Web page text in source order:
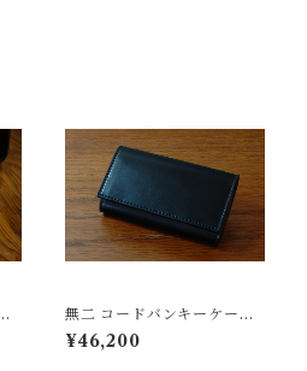
無二 コードバンキーケー
ス オイルコードバン・ブ
ラック×イタリーオイルショ
¥46,200